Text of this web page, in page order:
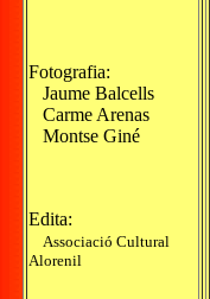
Fotografia:
Jaume Balcells
Carme Arenas
Montse Giné
Edita:
Associació Cultural
Alorenil